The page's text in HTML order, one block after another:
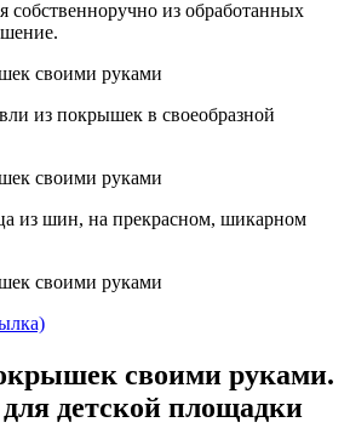
собственноручно из обработанных
из покрышек в своеобразной
из шин, на прекрасном, шикарном
своими руками.
для детской площадки